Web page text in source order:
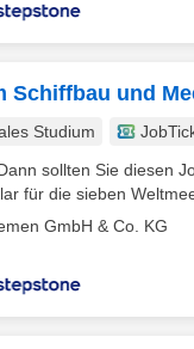
Schiffbau und
Studium
sollten Sie diesen
für die sieben
GmbH & Co. KG